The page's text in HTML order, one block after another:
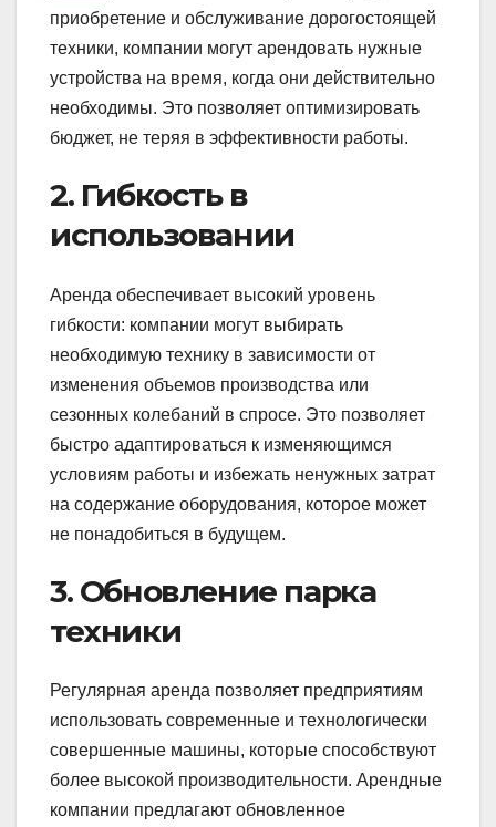
приобретение и обслуживание дорогостоящей
техники, компании могут арендовать нужные
устройства на время, когда они действительно
необходимы. Это позволяет оптимизировать
бюджет, не теряя в эффективности работы.
2. Гибкость в
использовании
Аренда обеспечивает высокий уровень
гибкости: компании могут выбирать
необходимую технику в зависимости от
изменения объемов производства или
сезонных колебаний в спросе. Это позволяет
быстро адаптироваться к изменяющимся
условиям работы и избежать ненужных затрат
на содержание оборудования, которое может
не понадобиться в будущем.
3. Обновление парка
техники
Регулярная аренда позволяет предприятиям
использовать современные и технологически
совершенные машины, которые способствуют
более высокой производительности. Арендные
компании предлагают обновленное